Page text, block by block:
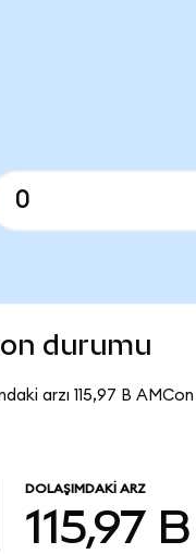
durumu
arzı 115,97 B
DOLAŞIMDAKI ARZ
115,97 B